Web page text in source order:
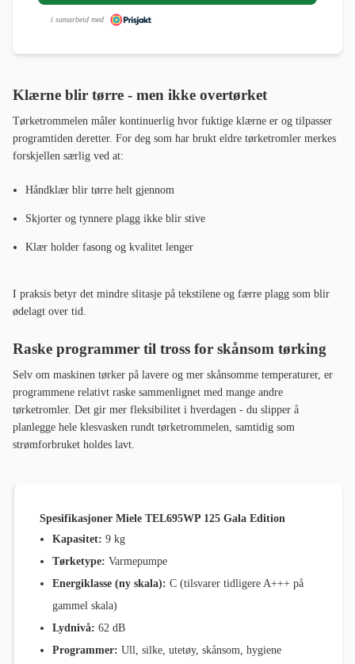
i samarbeid med
Klærne blir tørre - men ikke overtørket
Tørketrommelen måler kontinuerlig hvor fuktige klærne er og tilpasser
programtiden deretter. For deg som har brukt eldre tørketromler merkes
forskjellen særlig ved at:
Håndklær blir tørre helt gjennom
Skjorter og tynnere plagg ikke blir stive
Klær holder fasong og kvalitet lenger
I praksis betyr det mindre slitasje på tekstilene og færre plagg som blir
ødelagt over tid.
Raske programmer til tross for skånsom tørking
Selv om maskinen tørker på lavere og mer skånsomme temperaturer, er
programmene relativt raske sammenlignet med mange andre
tørketromler. Det gir mer fleksibilitet i hverdagen - du slipper å
planlegge hele klesvasken rundt tørketrommelen, samtidig som
strømforbruket holdes lavt.
Spesifikasjoner Miele TEL695WP 125 Gala Edition
Kapasitet: 9 kg
Tørketype: Varmepumpe
Energiklasse (ny skala): C (tilsvarer tidligere A+++ på
gammel skala)
Lydnivå: 62 dB
Programmer: Ull, silke, utetøy, skånsom, hygiene